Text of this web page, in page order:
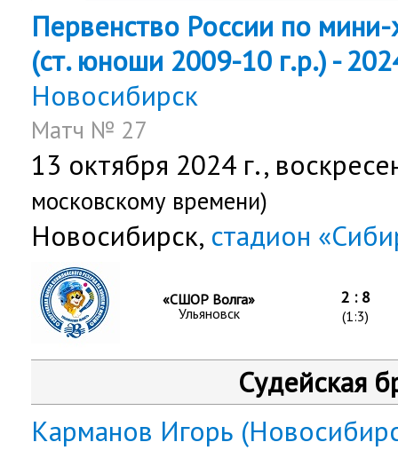
Первенство России по
(ст. юноши 2009-10 г.р.) -
Новосибирск
Матч № 27
13 октября 2024 г.,
московскому времени)
Новосибирск, стадион
«СШОР Волга»
Ульяновск
2 : 8
(1:3)
Судейская
Карманов Игорь